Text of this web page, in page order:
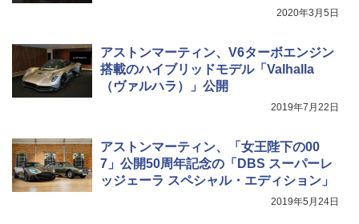
2020年3月5日
アストンマーティン、V6ターボエンジン
搭載のハイブリッドモデル「Valhalla
（ヴァルハラ）」公開
2019年7月22日
アストンマーティン、「女王陛下の00
7」公開50周年記念の「DBS スーパーレ
ッジェーラ スペシャル・エディション」
2019年5月24日